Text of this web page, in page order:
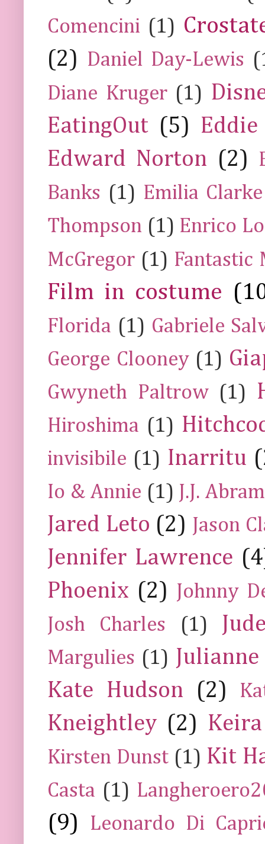
Comencini (1)
(2) Daniel Day-Lewis
Diane Kruger (1)
EatingOut (5) Eddie
Edward Norton (2)
Banks (1) Emilia Clarke
Thompson (1) Enrico
McGregor (1) Fantastic
Film in costume
Florida (1) Gabriele
George Clooney (1)
Gwyneth Paltrow (1)
Hiroshima (1)
invisibile (1) Inarritu
Io & Annie (1) J.J.
Jared Leto (2) Jason
Jennifer Lawrence
Phoenix (2) Johnny
Josh Charles
(1)
Margulies (1)
Kate Hudson
(2)
Kneightley (2)
Kirsten Dunst (1) Kit
Casta (1)
(9) Leonardo Di